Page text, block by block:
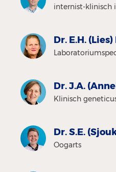
internist-klinisch
Dr. E.H.
Dr. J.A.
Klinisch
Dr. S.E.
Oogarts